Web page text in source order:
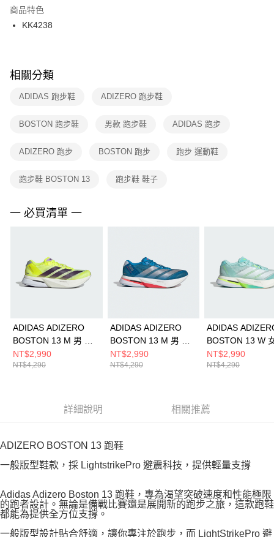
２．訂單成立數日內，您將收到繳費通知簡訊。
３．收到繳費通知簡訊後14天內，點擊此簡訊中的連結，可透過四大超商／
ATM／網路銀行／等多元方式進行付款，方視為交易完成。
※ 交易是否成功請以「AFTEE先享後付 」之結帳頁面顯示為準，若有關於
是否繳費成功／繳費後需取消欲退款等相關疑問，請聯繫「AFTEE先享後付
客戶支援中心」https://netprotections.freshdesk.com/support/home
１．透過由恩沛科技股份有限公司提供之「AFTEE先享後付」服務完成之交
權轉讓予恩沛科技股份有限公司。
３．未成年的使用者請事先徵得法定代理人或監護人之同意方可使用
４．使用「AFTEE先享後付」時，將依據個別帳號之用戶狀況，依本公司即
時審查核予不同之上限額度；若仍有額度不足之情形，本公司將視審查結果
恩沛科技股份有限公司將有權停止該用戶之使用額度並採取法律行動。
付款後門市自取
每筆NT$100，滿NT$1,500(含以上)免運費
商品特色
KK4238
相關分類
ADIDAS 跑步鞋 ADIZERO 跑步鞋
BOSTON 跑步鞋 男款 跑步鞋 ADIDAS 跑步
ADIZERO 跑步 BOSTON 跑步 跑步 運動鞋
跑步鞋 BOSTON 13 跑步鞋 鞋子
一 必買清單 一
ADIDAS ADIZERO
BOSTON 13 M 男 跑
步鞋 JP9251
NT$2,990
NT$4,290
ADIDAS ADIZERO
BOSTON 13 M 男 跑
步鞋 JR4868
NT$2,990
NT$4,290
ADIDAS
BOSTON 13 W
步鞋 JS4957
NT$2,990
NT$4,290
詳細說明 相關推薦
ADIZERO BOSTON 13 跑鞋
一般版型鞋款，採 LightstrikePro 避震科技，提供輕量支撐
Adidas Adizero Boston 13 跑鞋，專為渴望突破速度和性能極限
的跑者設計。無論是備戰比賽還是展開新的跑步之旅，這款跑鞋
都能為提供全方位支撐。
一般版型設計貼合舒適，讓你專注於跑步，而 LightStrikePro 避